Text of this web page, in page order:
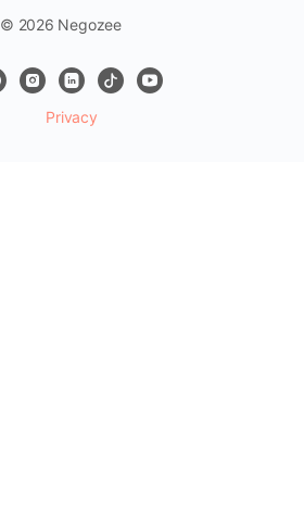
© 2026 Negozee
Privacy